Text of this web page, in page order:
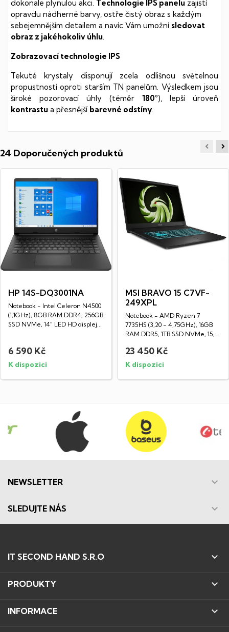
dokonale plynulou akci. Technologie IPS panelu zajistí
opravdu nádherné barvy, ostře čistý obraz s každým
sebejemnějším detailem a navíc Vám umožní sledovat
obraz z jakéhokoliv úhlu
Zobrazovací technologie IPS
Tekuté krystaly disponují zcela odlišnou světelnou
propustností oproti starším TN panelům. Výsledkem jsou
široké pozorovací úhly (téměr 180°), lepší úroveň
kontrastu a přesnější barevné odstíny
24 Doporučených produktů
HP 14S-DQ3001NA
Notebook - Intel Celeron N4500
(1,1GHz), 8GB RAM DDR4, 256GB
SSD NVMe, 14" LED HD displej...
6 590 Kč
K dispozici
MSI BRAVO 15 C7VF-
249XPL
Notebook - AMD Ryzen 7
7735HS (3,20 - 4,75GHz), 16GB
RAM DDR5, 1TB SSD NVMe, 15,6"
23 450 Kč
K dispozici
NEWSLETTER 
SLEDUJTE NÁS 
IT SECOND HAND S.R.O 
PRODUKTY 
INFORMACE 